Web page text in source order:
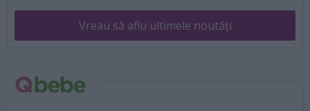
Vreau să aflu ultimele noutăți